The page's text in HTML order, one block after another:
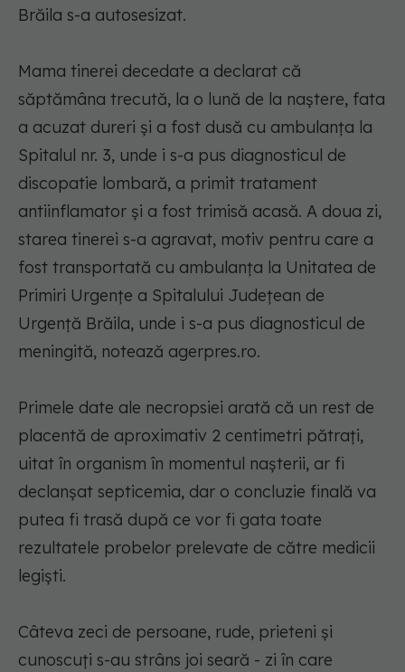
Brăila s-a autosesizat.
Mama tinerei decedate a declarat că
săptămâna trecută, la o lună de la naştere, fata
a acuzat dureri şi a fost dusă cu ambulanţa la
Spitalul nr. 3, unde i s-a pus diagnosticul de
discopatie lombară, a primit tratament
antiinflamator şi a fost trimisă acasă. A doua zi,
starea tinerei s-a agravat, motiv pentru care a
fost transportată cu ambulanţa la Unitatea de
Primiri Urgenţe a Spitalului Judeţean de
Urgenţă Brăila, unde i s-a pus diagnosticul de
meningită, notează agerpres.ro.
Primele date ale necropsiei arată că un rest de
placentă de aproximativ 2 centimetri pătraţi,
uitat în organism în momentul naşterii, ar fi
declanşat septicemia, dar o concluzie finală va
putea fi trasă după ce vor fi gata toate
rezultatele probelor prelevate de către medicii
legişti.
Câteva zeci de persoane, rude, prieteni şi
cunoscuţi s-au strâns joi seară - zi în care